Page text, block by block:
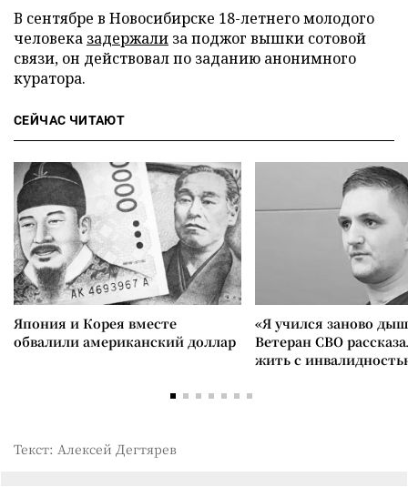
В сентябре в Новосибирске 18-летнего молодого
человека задержали за поджог вышки сотовой
связи, он действовал по заданию анонимного
куратора.
СЕЙЧАС ЧИТАЮТ
Япония и Корея вместе
обвалили американский доллар
«Я учился заново
Ветеран СВО
жить с
Текст: Алексей Дегтярев